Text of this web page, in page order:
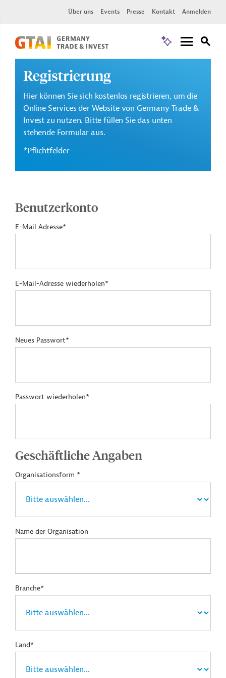
Über uns Events Presse Kontakt Anmelden
Registrierung
Hier können Sie sich kostenlos registrieren, um die
Online Services der Website von Germany Trade &
Invest zu nutzen. Bitte füllen Sie das unten
stehende Formular aus.
*Pflichtfelder
Benutzerkonto
E-Mail Adresse*
E-Mail-Adresse wiederholen*
Neues Passwort*
Passwort wiederholen*
Geschäftliche Angaben
Organisationsform *
Name der Organisation
Branche*
Land*